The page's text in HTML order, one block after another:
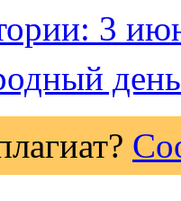
3
день